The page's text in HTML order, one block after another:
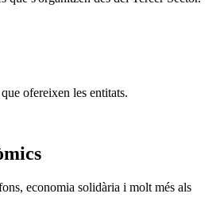
ofereixen les entitats.
economia solidària i molt més als